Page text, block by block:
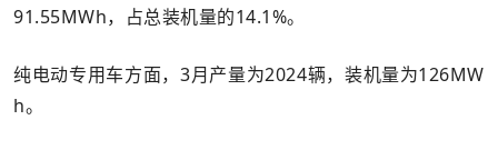
91.55MWh，占总装机量的14.1%。
纯电动专用车方面，3月产量为2024辆，装机量为126MW
h。